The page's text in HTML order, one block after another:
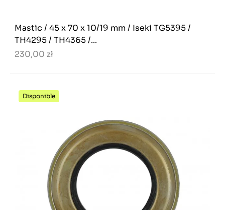
Mastic / 45 x 70 x 10/19 mm / Iseki TG5395 /
TH4295 / TH4365 /...
230,00 zł
Disponible